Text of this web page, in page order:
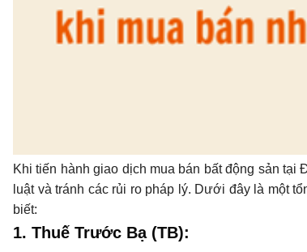
Khi tiến hành giao dịch mua bán bất động sản tại
luật và tránh các rủi ro pháp lý. Dưới đây là một
biết:
1. Thuế Trước Bạ (TB):